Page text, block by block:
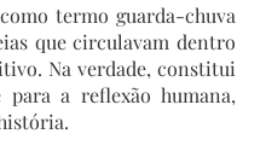
termo guarda-chuva
que circulavam dentro
Na verdade, constitui
para a reflexão humana,